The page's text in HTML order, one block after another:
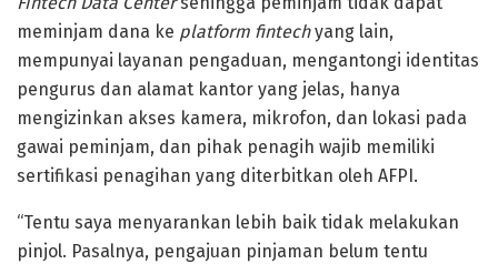
meminjam dana ke platform fintechyang lain,
mempunyai layanan pengaduan, mengantongi identitas
pengurus dan alamat kantor yang jelas, hanya
mengizinkan akses kamera, mikrofon, dan lokasi pada
gawai peminjam, dan pihak penagih wajib memiliki
sertifikasi penagihan yang diterbitkan oleh AFPI.
“Tentu saya menyarankan lebih baik tidak melakukan
pinjol. Pasalnya, pengajuan pinjaman belum tentu